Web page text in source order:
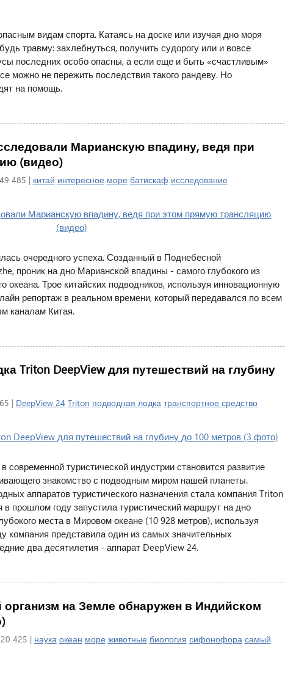
видам спорта. Катаясь на доске или изучая дно моря
травму: захлебнуться, получить судорогу или и вовсе
последних особо опасны, а если еще и быть «счастливым»
можно не пережить последствия такого рандеву. Но
на помощь.
Марианскую впадину, ведя при
(видео)
485 | китай интересное море батискаф исследование
очередного успеха. Созданный в Поднебесной
проник на дно Марианской впадины - самого глубокого из
океана. Трое китайских подводников, используя инновационную
репортаж в реальном времени, который передавался по всем
каналам Китая.
Triton DeepView для путешествий на глубину
| DeepView 24 Triton подводная лодка транспортное средство
туристической индустрии становится развитие
знакомство с подводным миром нашей планеты.
аппаратов туристического назначения стала компания Triton
прошлом году запустила туристический маршрут на дно
места в Мировом океане (10 928 метров), используя
компания представила один из самых значительных
два десятилетия - аппарат DeepView 24.
на Земле обнаружен в Индийском
425 | наука океан море животные биология сифонофора самый